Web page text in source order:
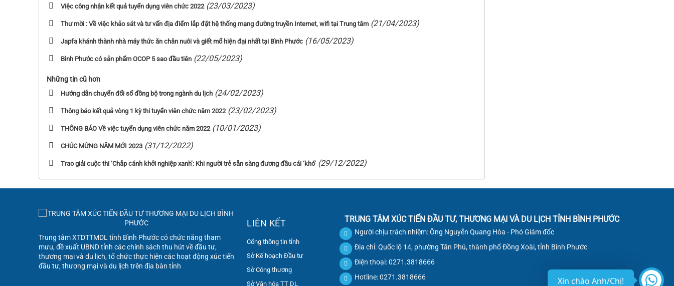
Việc công nhận kết quả tuyển dụng viên chức 2022 (23/03/2023)
Thư mời : Về việc khảo sát và tư vấn địa điểm lắp đặt hệ thống mạng đường truyền Internet, wifi tại Trung tâm (21/04/2023)
Japfa khánh thành nhà máy thức ăn chăn nuôi và giết mổ hiện đại nhất tại Bình Phước (16/05/2023)
Bình Phước có sản phẩm OCOP 5 sao đầu tiên (22/05/2023)
Những tin cũ hơn
Hướng dẫn chuyển đổi số đồng bộ trong ngành du lịch (24/02/2023)
Thông báo kết quả vòng 1 kỳ thi tuyển viên chức năm 2022 (23/02/2023)
THÔNG BÁO Về việc tuyển dụng viên chức năm 2022 (10/01/2023)
CHÚC MỪNG NĂM MỚI 2023 (31/12/2022)
Trao giải cuộc thi ‘Chắp cánh khởi nghiệp xanh’: Khi người trẻ sẵn sàng đương đầu cái ‘khó’ (29/12/2022)
Trung tâm XTDTTMDL tỉnh Bình Phước có chức năng tham
mưu, đề xuất UBND tỉnh các chính sách thu hút về đầu tư,
thương mại và du lịch, tổ chức thực hiện các hoạt động xúc tiến
đầu tư, thương mại và du lịch trên địa bàn tỉnh
LIÊN KẾT
Cổng thông tin tỉnh
Sở Kế hoạch Đầu tư
Sở Công thương
Sở Văn hóa TT DL
TRUNG TÂM XÚC TIẾN ĐẦU TƯ, THƯƠNG MẠI VÀ DU LỊCH TỈNH BÌNH PHƯỚC
Người chịu trách nhiệm: Ông Nguyễn Quang Hòa - Phó Giám đốc
Địa chỉ: Quốc lộ 14, phường Tân Phú, thành phố Đồng Xoài, tỉnh Bình Phước
Điện thoại: 0271.3818666
Hotline: 0271.3818666
Xin chào Anh/Chị!